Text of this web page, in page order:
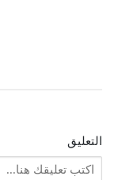
التعليق